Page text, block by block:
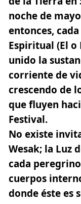
noche de
entonces,
Espiritual (El
unido la
corriente de
crescendo de
que fluyen
Festival.
No existe
Wesak; la Luz
cada
cuerpos
donde éste es